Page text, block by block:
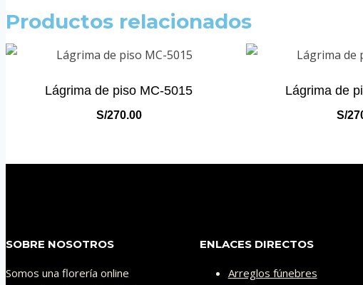
Productos relacionados
Lágrima de piso MC-5015
S/270.00
Lágrima de
S/
SOBRE NOSOTROS
Somos una florería online
ENLACES DIRECTOS
Arreglos fúnebres